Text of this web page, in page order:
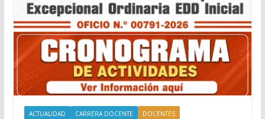
ACTUALIDAD CARRERA DOCENTE
DOCENTES